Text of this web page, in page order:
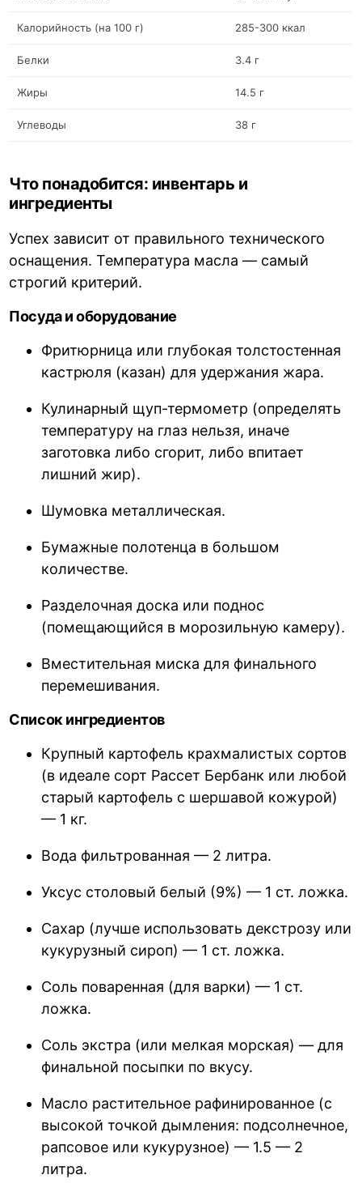
Калорийность (на 100 г) 285-300 ккал
Белки 3.4 г
Жиры 14.5 г
Углеводы 38 г
Что понадобится: инвентарь и
ингредиенты
Успех зависит от правильного технического
оснащения. Температура масла — самый
строгий критерий.
Посуда и оборудование
Фритюрница или глубокая толстостенная
кастрюля (казан) для удержания жара.
Кулинарный щуп-термометр (определять
температуру на глаз нельзя, иначе
заготовка либо сгорит, либо впитает
лишний жир).
Шумовка металлическая.
Бумажные полотенца в большом
количестве.
Разделочная доска или поднос
(помещающийся в морозильную камеру).
Вместительная миска для финального
перемешивания.
Список ингредиентов
Крупный картофель крахмалистых сортов
(в идеале сорт Рассет Бербанк или любой
старый картофель с шершавой кожурой)
— 1 кг.
Вода фильтрованная — 2 литра.
Уксус столовый белый (9%) — 1 ст. ложка.
Сахар (лучше использовать декстрозу или
кукурузный сироп) — 1 ст. ложка.
Соль поваренная (для варки) — 1 ст.
ложка.
Соль экстра (или мелкая морская) — для
финальной посыпки по вкусу.
Масло растительное рафинированное (с
высокой точкой дымления: подсолнечное,
рапсовое или кукурузное) — 1.5 — 2
литра.